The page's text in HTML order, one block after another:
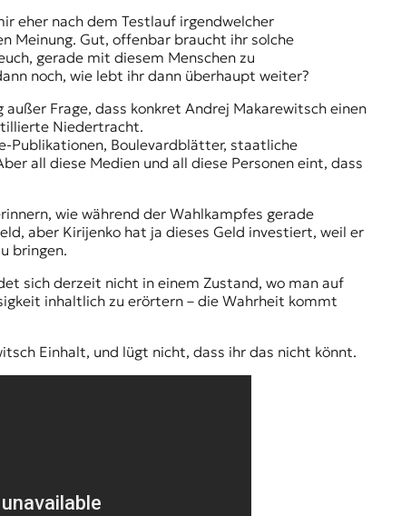
eher nach dem Testlauf irgendwelcher
Meinung. Gut, offenbar braucht ihr solche
gerade mit diesem Menschen zu
noch, wie lebt ihr dann überhaupt weiter?
Frage, dass konkret Andrej Makarewitsch einen
Niedertracht.
Publikationen, Boulevardblätter, staatliche
all diese Medien und all diese Personen eint, dass
wie während der Wahlkampfes gerade
aber Kirijenko hat ja dieses Geld investiert, weil er
bringen.
sich derzeit nicht in einem Zustand, wo man auf
inhaltlich zu erörtern – die Wahrheit kommt
Einhalt, und lügt nicht, dass ihr das nicht könnt.